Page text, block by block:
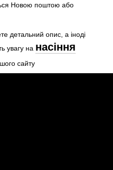
Новою поштою або
детальний опис, а іноді
увагу на насіння
сайту